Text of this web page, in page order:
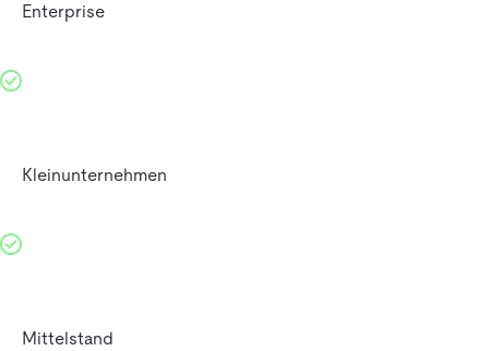
Enterprise
Kleinunternehmen
Mittelstand